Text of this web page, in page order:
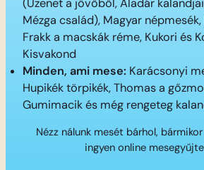
(Üzenet a jövőből, Aladár
Mézga család), Magyar
Frakk a macskák réme, Kukori és
Kisvakond
Minden, ami mese: Karácsonyi
Hupikék törpikék, Thomas a
Gumimacik és még rengeteg
Nézz nálunk mesét bárhol,
ingyen online